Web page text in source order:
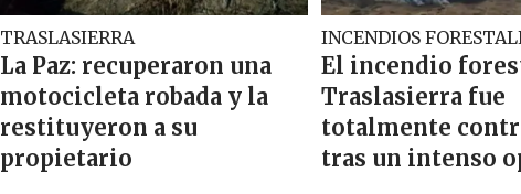
TRASLASIERRA
La Paz: recuperaron una
motocicleta robada y la
restituyeron a su
propietario
INCENDIOS
El incendio
Traslasierra fue
totalmente
tras un intenso